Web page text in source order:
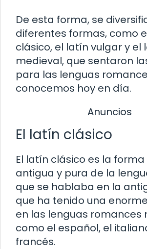
De esta forma, se
diferentes formas, como
clásico, el latín vulgar y el
medieval, que sentaron
para las lenguas
conocemos hoy en día.
Anuncios
El latín clásico
El latín clásico es la
antigua y pura de la
que se hablaba en la
que ha tenido una
en las lenguas romances
como el español, el
francés.